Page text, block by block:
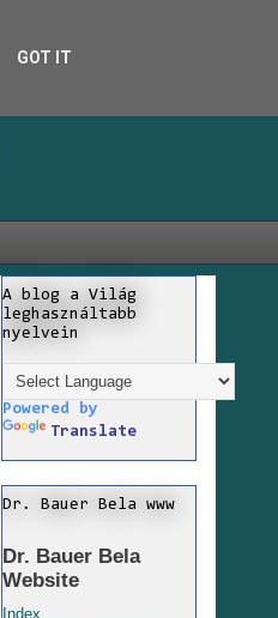
A blog a Világ
leghasználtabb
nyelvein
Powered by
Translate
Dr. Bauer Bela www
Dr. Bauer Bela
Website
Index
GOT IT